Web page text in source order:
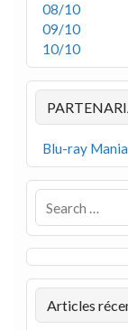
08/10
09/10
10/10
Blu-ray Mania
Articles